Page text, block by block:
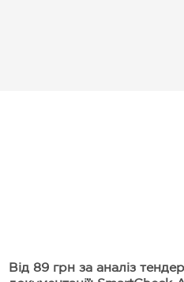
Від 89 грн за аналіз